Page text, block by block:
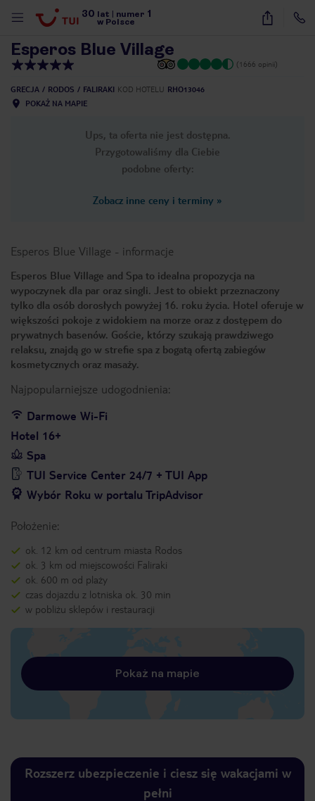
30 lat numer 1
w Polsce
43
Esperos Blue Village
(1666 opinii)
GRECJA RODOS FALIRAKI KOD HOTELU RHO13046
POKAŻ NA MAPIE
Ups, ta oferta nie jest dostępna.
Przygotowaliśmy dla Ciebie
podobne oferty:
Zobacz inne ceny i terminy »
Esperos Blue Village - informacje
Esperos Blue Village and Spa to idealna propozycja na
wypoczynek dla par oraz singli. Jest to obiekt przeznaczony
tylko dla osób dorosłych powyżej 16. roku życia. Hotel oferuje w
większości pokoje z widokiem na morze oraz z dostępem do
prywatnych basenów. Goście, którzy szukają prawdziwego
relaksu, znajdą go w strefie spa z bogatą ofertą zabiegów
kosmetycznych oraz masaży.
Najpopularniejsze udogodnienia:
Darmowe Wi-Fi
Hotel 16+
Spa
TUI Service Center 24/7 + TUI App
Wybór Roku w portalu TripAdvisor
Położenie:
ok. 12 km od centrum miasta Rodos
ok. 3 km od miejscowości Faliraki
ok. 600 m od plaży
czas dojazdu z lotniska ok. 30 min
w pobliżu sklepów i restauracji
Pokaż na mapie
Rozszerz ubezpieczenie i ciesz się wakacjami w
pełni